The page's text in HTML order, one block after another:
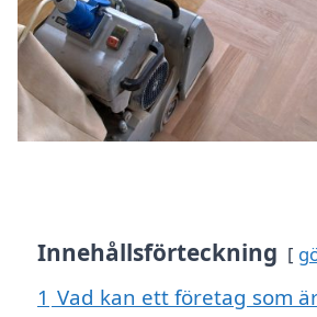
Innehållsförteckning
1 Vad kan ett företag som